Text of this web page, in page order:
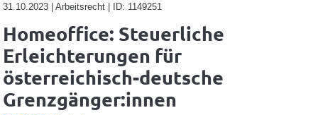
31.10.2023 | Arbeitsrecht | ID: 1149251
Homeoffice: Steuerliche
Erleichterungen für
österreichisch-deutsche
Grenzgänger:innen